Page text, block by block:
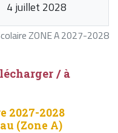
ZONE A 2027-2028
4 juillet 2028
/ à
2027-2028
(Zone A)